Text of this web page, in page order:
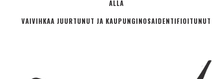
ALLA
VAIVIHKAA JUURTUNUT JA KAUPUNGINOSA­IDENTIFIOITUNUT